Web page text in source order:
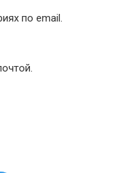
по email.